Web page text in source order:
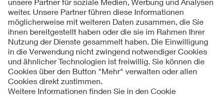
Kontakt
Impressum
Datenschutzinformationen